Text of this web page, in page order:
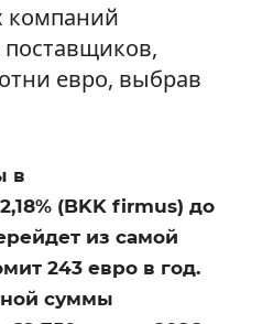
компаний
евро, выбрав
в
(BKK firmus) до
из самой
243 евро в год.
суммы